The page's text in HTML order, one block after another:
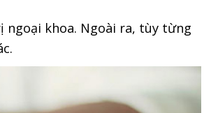
khoa. Ngoài ra, tùy từng